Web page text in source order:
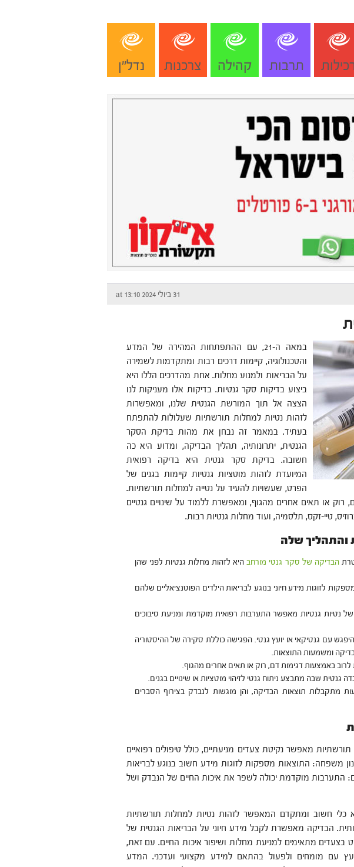
תרבות קהילה צרכנות נדל"ן
31 ביולי 2024 at 13:10
במאה ה-21, עם ההתפתחות המהירה של המדע
והטכנולוגיה, קיימות דרכים רבות ומתקדמות לשמירה
על הבריאות ולמנוע מחלות. אחת מהדרכים הללו היא
ביצוע בדיקות סקר גנטיות. בדיקות אלו מעניקות לנו
הצצה אל תוך המורשת הגנטית שלנו, ומאפשרות
לזהות נטיות למחלות תורשתיות שעלולות להתפתח
בעתיד. במאמר זה נבחן את מהות בדיקת הסקר
הגנטית, יתרונותיה, תהליך הבדיקה, ומדוע היא כה
חשובה. בדיקת סקר גנטית היא בדיקה רפואית
המיועדת לזהות מוטציות גנטיות קיימות בגנים של
הפרט, שעשויות להעיד על נטייה למחלות תורשתיות.
או תאים אחרים מהגוף, ומאפשרת ללמוד על שינויים גנטיים
טיי-זקס, תלסמיה, ועוד מחלות גנטיות רבות.
והתהליך שלה
הבדיקה של סקר גנטי מורחבהיא לזהות מחלות גנטיות לפני שהן
לזוגות מידע חיוני בנוגע לבריאות הילדים הפוטנציאליים שלהם
של נטיות גנטיות מאפשר התערבות רפואית מוקדמת ומניעת סיבוכים
עם גנטיקאי או יועץ גנטי. הפגישה כוללת סקירה של ההיסטוריה
ומשמעות התוצאות.
באמצעות דגימות דם, רוק או תאים אחרים מהגוף.
גנטית שבה מתבצע ניתוח גנטי לזיהוי מוטציות או שינויים בגנים.
מתקבלות תוצאות הבדיקה, והן מוגשות לנבדק בצירוף הסברים
מאפשר נקיטת צעדים מניעתיים, כולל טיפולים רפואיים
משפחה: התוצאות מספקות לזוגות מידע חשוב בנוגע לבריאות
התערבות מוקדמת יכולה לשפר את איכות החיים של הנבדק ושל
כלי חשוב ומתקדם המאפשר לזהות נטיות למחלות תורשתיות
הבדיקה מאפשרת לקבל מידע חיוני על הבריאות הגנטית של
בצעדים מתאימים למניעת מחלות ושיפור איכות החיים. עם זאת,
עם מומחים ולפעול בהתאם למידע מקצועי ועדכני. המדע